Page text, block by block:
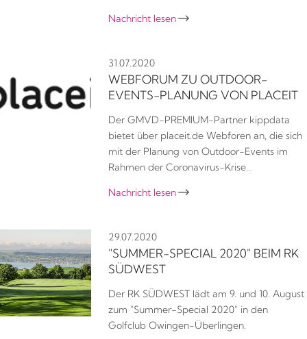
Nachricht lesen 
31.07.2020
WEBFORUM ZU OUTDOOR-
EVENTS-PLANUNG VON PLACEIT
Der GMVD-PREMIUM-Partner kippdata
bietet über placeit.de Webforen an, die sich
mit der Planung von Outdoor-Events im
Rahmen der Coronavirus-Krise…
Nachricht lesen 
29.07.2020
"SUMMER-SPECIAL 2020" BEIM RK
SÜDWEST
Der RK SÜDWEST lädt am 9. und 10. August
zum "Summer-Special 2020" in den
Golfclub Owingen-Überlingen.